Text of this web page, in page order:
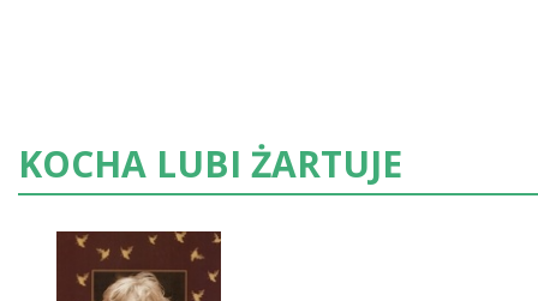
KOCHA LUBI ŻARTUJE